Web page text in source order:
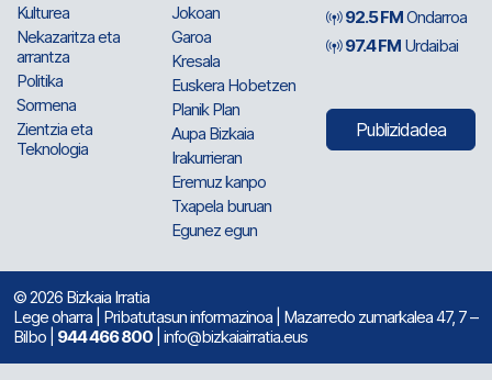
Kulturea
Nekazaritza eta
arrantza
Politika
Sormena
Zientzia eta
Teknologia
Jokoan
Garoa
Kresala
Euskera Hobetzen
Planik Plan
Aupa Bizkaia
Irakurrieran
Eremuz kanpo
Txapela buruan
Egunez egun
92.5 FMOndarroa
97.4 FM Urdaibai
Publizidadea
© 2026 Bizkaia Irratia
Lege oharra Pribatutasun informazinoa | Mazarredo zumarkalea 47, 7 –
Bilbo | 944 466 800 | info@bizkaiairratia.eus